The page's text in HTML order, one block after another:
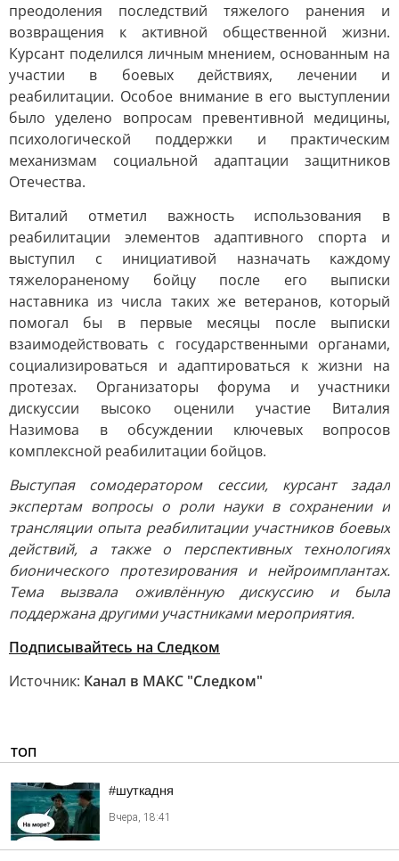
преодоления последствий тяжелого ранения и
возвращения к активной общественной жизни.
Курсант поделился личным мнением, основанным на
участии в боевых действиях, лечении и
реабилитации. Особое внимание в его выступлении
было уделено вопросам превентивной медицины,
психологической поддержки и практическим
механизмам социальной адаптации защитников
Отечества.
Виталий отметил важность использования в
реабилитации элементов адаптивного спорта и
выступил с инициативой назначать каждому
тяжелораненому бойцу после его выписки
наставника из числа таких же ветеранов, который
помогал бы в первые месяцы после выписки
взаимодействовать с государственными органами,
социализироваться и адаптироваться к жизни на
протезах. Организаторы форума и участники
дискуссии высоко оценили участие Виталия
Назимова в обсуждении ключевых вопросов
комплексной реабилитации бойцов.
Выступая сомодератором сессии, курсант задал
экспертам вопросы о роли науки в сохранении и
трансляции опыта реабилитации участников боевых
действий, а также о перспективных технологиях
бионического протезирования и нейроимплантах.
Тема вызвала оживлённую дискуссию и была
поддержана другими участниками мероприятия.
Подписывайтесь на Следком
Источник: Канал в МАКС "Следком"
ТОП
#шуткадня
Вчера, 18:41